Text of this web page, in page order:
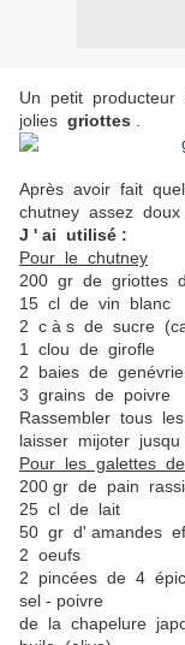
Un petit
jolies griottes
Après avoir fait
chutney assez
J ' ai utilisé :
Pour le chutney
200 gr de griottes
15 cl de vin blanc
2 c à s de sucre
1 clou de girofle
2 baies de
3 grains de poivre
Rassembler tous
laisser mijoter
Pour les galettes
200 gr de pain
25 cl de lait
50 gr d' amandes
2 oeufs
2 pincées de 4
sel - poivre
de la chapelure